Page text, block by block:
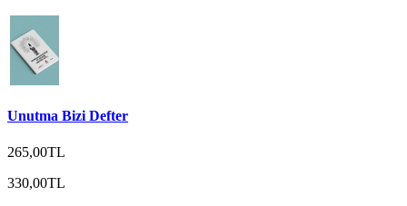
Unutma Bizi Defter
265,00TL
330,00TL